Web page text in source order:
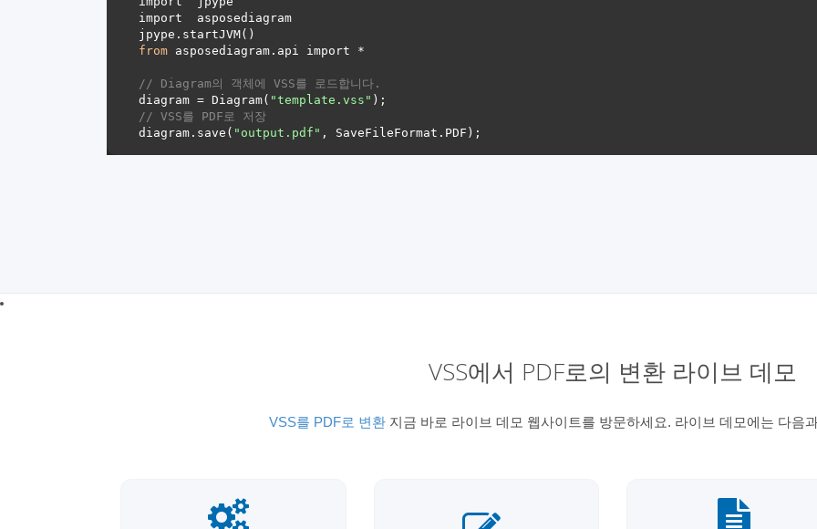
from
// Diagram의 객체에 VSS를 로드합니다.
diagram = Diagram( "template.vss"
// VSS를 PDF로 저장
diagram.save( "output.pdf"
VSS에서 PDF로의 변환 라이브 데모
VSS를 PDF로 변환 지금 바로 라이브 데모 웹사이트를 방문하세요. 라이브 데모에는 다음